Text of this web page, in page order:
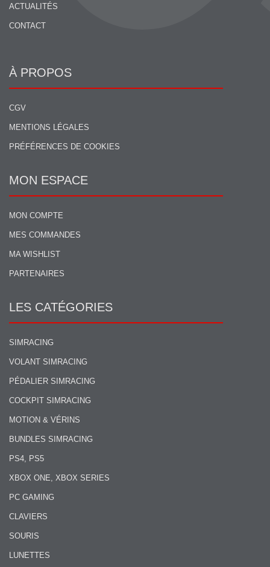
ACTUALITÉS
CONTACT
À PROPOS
CGV
MENTIONS LÉGALES
PRÉFÉRENCES DE COOKIES
MON ESPACE
MON COMPTE
MES COMMANDES
MA WISHLIST
PARTENAIRES
LES CATÉGORIES
SIMRACING
VOLANT SIMRACING
PÉDALIER SIMRACING
COCKPIT SIMRACING
MOTION & VÉRINS
BUNDLES SIMRACING
PS4, PS5
XBOX ONE, XBOX SERIES
PC GAMING
CLAVIERS
SOURIS
LUNETTES